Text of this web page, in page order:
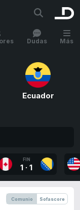
Dudas Más
Ecuador
FIN
1 · 1
Comunio Sofascore